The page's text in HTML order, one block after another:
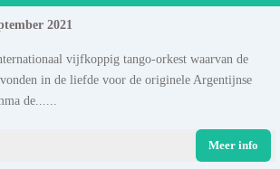
2021
vijfkoppig tango-orkest waarvan de
in de liefde voor de originele Argentijnse
de......
Meer info